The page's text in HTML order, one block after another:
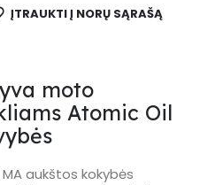
ĮTRAUKTI Į NORŲ SĄRAŠĄ
moto
Atomic Oil
aukštos kokybės